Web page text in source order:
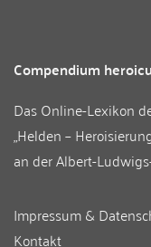
Compendium
Das Online-Lexikon
„Helden –
an derAlbert-
Impressum &
Kontakt